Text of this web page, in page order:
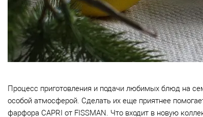
Процесс приготовления и подачи любимых блюд на
особой атмосферой. Сделать их еще приятнее
фарфора CAPRI от FISSMAN . Что входит в новую